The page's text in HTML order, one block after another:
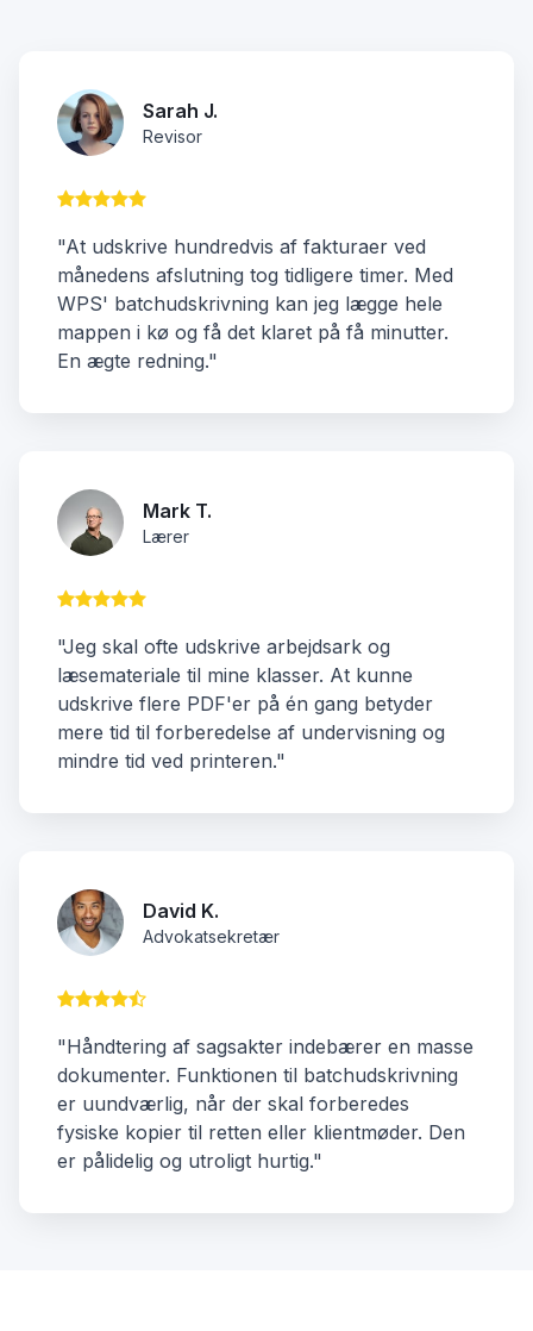
Sarah J.
Revisor
"At udskrive hundredvis af fakturaer ved
månedens afslutning tog tidligere timer. Med
WPS' batchudskrivning kan jeg lægge hele
mappen i kø og få det klaret på få minutter.
En ægte redning."
Mark T.
Lærer
"Jeg skal ofte udskrive arbejdsark og
læsemateriale til mine klasser. At kunne
udskrive flere PDF'er på én gang betyder
mere tid til forberedelse af undervisning og
mindre tid ved printeren."
David K.
Advokatsekretær
"Håndtering af sagsakter indebærer en masse
dokumenter. Funktionen til batchudskrivning
er uundværlig, når der skal forberedes
fysiske kopier til retten eller klientmøder. Den
er pålidelig og utroligt hurtig."